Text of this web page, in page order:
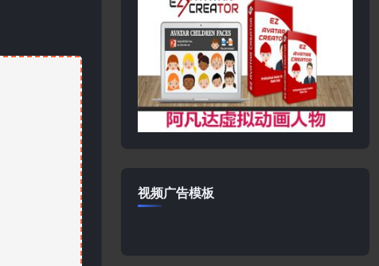
视频广告模板